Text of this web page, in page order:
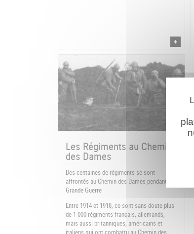
Les Régiments au Chemin
des Dames
Des centaines de régiments se sont
affrontés au Chemin des Dames pendant la
Grande Guerre
Entre 1914 et 1918, ce sont sans doute plus
de 1 000 régiments français, allemands,
mais aussi britanniques, américains et
italiens qui ont combattu au Chemin des